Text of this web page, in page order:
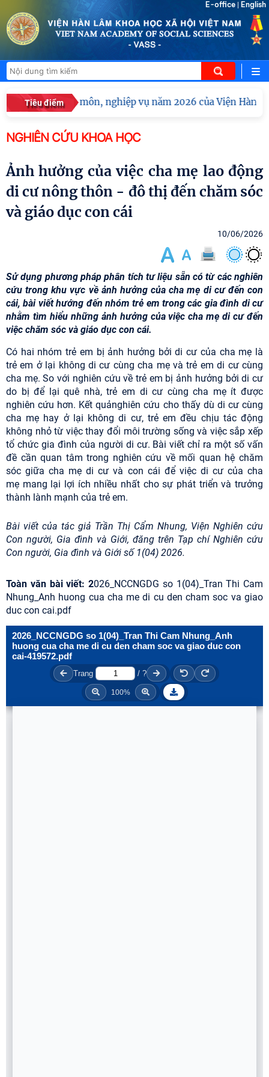
E-office English
Tiêu điểm
huấn chuyên môn, nghiệp vụ năm 2026 của Viện Hàn
NGHIÊN CỨU KHOA HỌC
Ảnh hưởng của việc cha mẹ lao động
di cư nông thôn - đô thị đến chăm sóc
và giáo dục con cái
10/06/2026
Sử dụng phương pháp phân tích tư liệu sẵn có từ các nghiên
cứu trong khu vực về ảnh hưởng của cha mẹ di cư đến con
cái, bài viết hướng đến nhóm trẻ em trong các gia đình di cư
nhằm tìm hiểu những ảnh hưởng của việc cha mẹ di cư đến
việc chăm sóc và giáo dục con cái.
Có hai nhóm trẻ em bị ảnh hưởng bởi di cư của cha mẹ là
trẻem ở lại không di cư cùng cha mẹvà trẻ em di cư cùng
cha mẹ. So với nghiên cứu vềtrẻ em bị ảnh hưởng bởi di cư
do bị để lại quê nhà, trẻ em di cư cùng cha mẹ ítđược
nghiên cứu hơn. Kết quảnghiên cứu cho thấy dù di cư cùng
cha mẹ hay ở lại không di cư, trẻ em đều chịu tác động
không nhỏtừ việc thay đổi môi trường sống và việc sắp xếp
tổ chức gia đình của người di cư. Bài viết chỉ ra một sốvấn
đề cần quan tâm trong nghiên cứu về mối quan hệ chăm
sóc giữa cha mẹ di cư và con cái để việc di cư của cha
mẹ mang lại lợi ích nhiều nhất cho sự phát triển và trưởng
thành lành mạnh của trẻ em.
Bài viết của tác giả Trần Thị Cẩm Nhung, Viện Nghiên cứu
Con người, Gia đình và Giới, đăng trên Tạp chí Nghiên cứu
Con người, Gia đình và Giới số 1(04) 2026.
Toàn văn bài viết: 2026_NCCNGDG so 1(04)_Tran Thi Cam
Nhung_Anh huong cua cha me di cu den cham soc va giao
duc con cai.pdf